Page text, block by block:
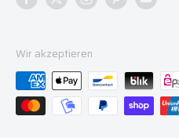
Wir akzeptieren